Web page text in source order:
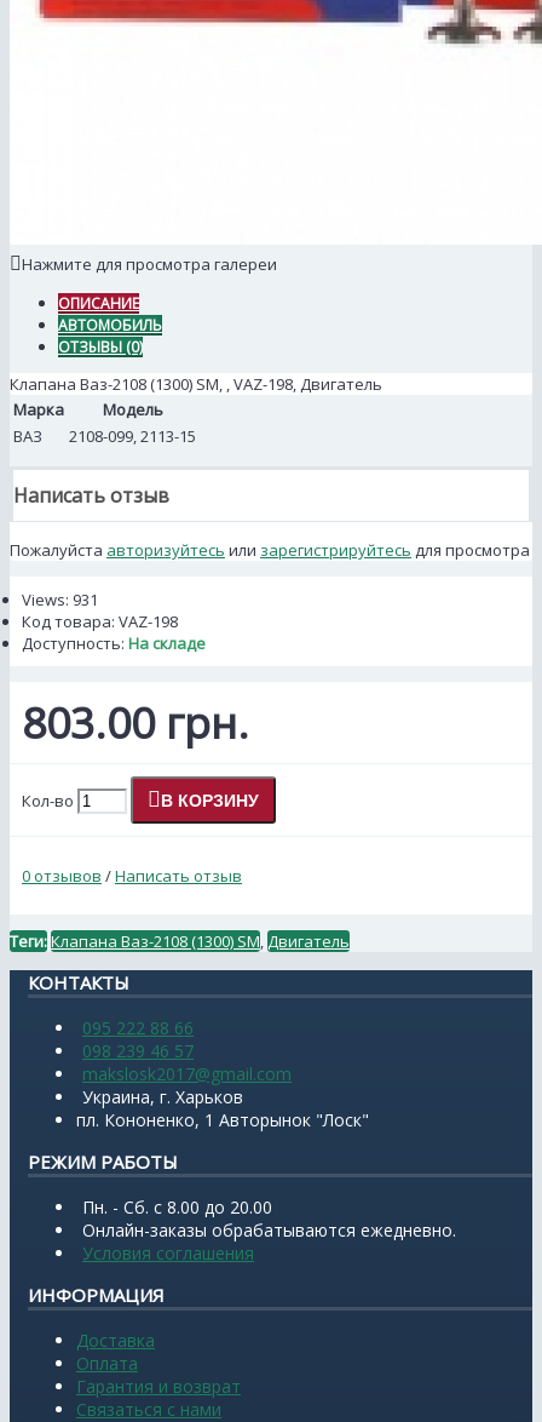
Нажмите для просмотра галереи
ОПИСАНИЕ
АВТОМОБИЛЬ
ОТЗЫВЫ (0)
Клапана Ваз-2108 (1300) SM, , VAZ-198, Двигатель
Марка
Модель
ВАЗ
2108-099, 2113-15
Написать отзыв
Пожалуйста авторизуйтесь или зарегистрируйтесь для просмотра
Views: 931
Код товара: VAZ-198
Доступность: На складе
803.00 грн.
Кол-во В КОРЗИНУ
0 отзывов /Написать отзыв
Теги:Клапана Ваз-2108 (1300) SM Двигатель
КОНТАКТЫ
095 222 88 66
098 239 46 57
makslosk2017@gmail.com
Украина, г. Харьков
пл. Кононенко, 1 Авторынок "Лоск"
РЕЖИМ РАБОТЫ
Пн. - Сб. с 8.00 до 20.00
Онлайн-заказы обрабатываются ежедневно.
Условия соглашения
ИНФОРМАЦИЯ
Доставка
Оплата
Гарантия и возврат
Связаться с нами